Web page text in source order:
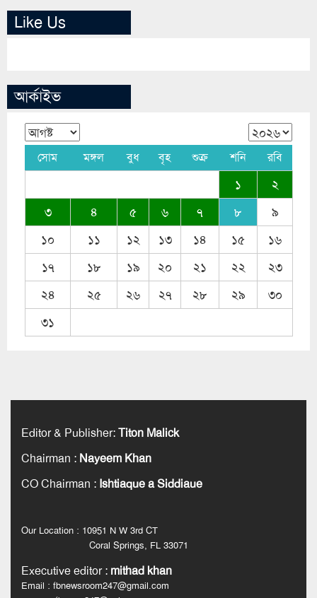
Like Us
আর্কাইভ
সোম মঙ্গল বুধ বৃহ শুক্র শনি রবি
১
২
৩
৪ ৫ ৬ ৭ ৮
৯
১০
১১ ১২ ১৩ ১৪ ১৫
১৬
১৭
১৮ ১৯ ২০ ২১ ২২
২৩
২৪
২৫ ২৬ ২৭ ২৮ ২৯
৩০
৩১
Editor & Publisher:Titon Malick
Chairman : Nayeem Khan
CO Chairman : Ishtiaque a Siddiaue
Our Location : 10951 N W 3rd CT
Coral Springs, FL 33071
Executive editor: mithad khan
Email : fbnewsroom247@gmail.com